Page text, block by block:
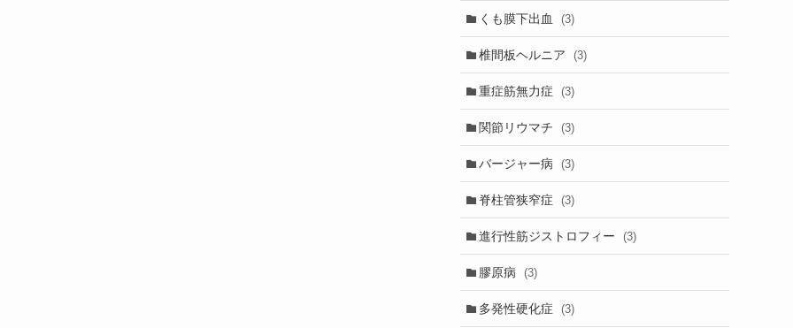
くも膜下出血 (3)
椎間板ヘルニア (3)
重症筋無力症 (3)
関節リウマチ (3)
バージャー病 (3)
脊柱管狭窄症 (3)
進行性筋ジストロフィー (3)
膠原病 (3)
多発性硬化症 (3)